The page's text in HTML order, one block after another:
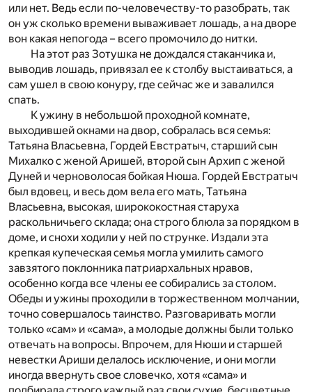
или нет. Ведь если по-человечеству-то разобрать, так
он уж сколько времени вываживает лошадь, а на дворе
вон какая непогода – всего промочило до нитки.
На этот раз Зотушка не дождался стаканчика и,
выводив лошадь, привязал ее к столбу выстаиваться, а
сам ушел в свою конуру, где сейчас же и завалился
спать.
К ужину в небольшой проходной комнате,
выходившей окнами на двор, собралась вся семья:
Татьяна Власьевна, Гордей Евстратыч, старший сын
Михалко с женой Аришей, второй сын Архип с женой
Дуней и черноволосая бойкая Нюша. Гордей Евстратыч
был вдовец, и весь дом вела его мать, Татьяна
Власьевна, высокая, ширококостная старуха
раскольничьего склада; она строго блюла за порядком в
доме, и снохи ходили у ней по струнке. Издали эта
крепкая купеческая семья могла умилить самого
завзятого поклонника патриархальных нравов,
особенно когда все члены ее собирались за столом.
Обеды и ужины проходили в торжественном молчании,
точно совершалось таинство. Разговаривать могли
только «сам» и «сама», а молодые должны были только
отвечать на вопросы. Впрочем, для Нюши и старшей
невестки Ариши делалось исключение, и они могли
иногда ввернуть свое словечко, хотя «сама» и